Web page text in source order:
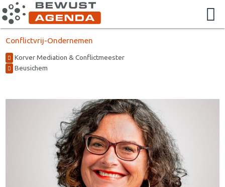
Conflictvrij-Ondernemen
Korver Mediation & Conflictmeester
Beusichem